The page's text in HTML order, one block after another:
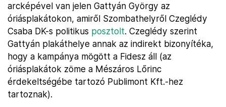
arcképével van jelen Gattyán György az
óriásplakátokon, amiről Szombathelyről Czeglédy
Csaba DK-s politikus posztolt. Czeglédy szerint
Gattyán plakáthelye annak az indirekt bizonyítéka,
hogy a kampánya mögött a Fidesz áll (az
óriásplakátok zöme a Mészáros Lőrinc
érdekeltségébe tartozó Publimont Kft.-hez
tartoznak).